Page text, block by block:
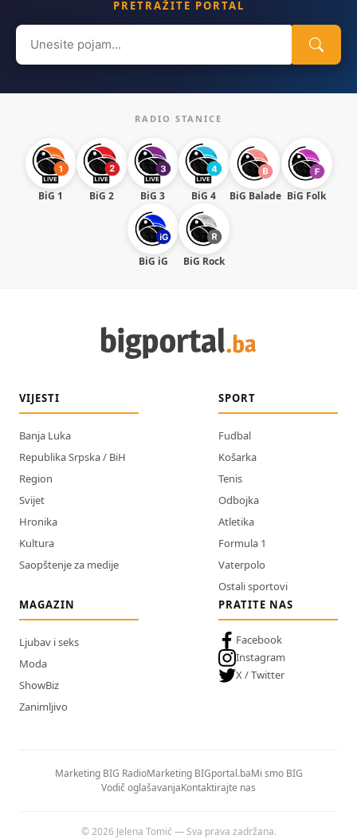
PRETRAŽITE PORTAL
Search
for:
RADIO STANICE
BiG 1 BiG 2 BiG 3 BiG 4 BiG Balade BiG Folk
BiG iG BiG Rock
VIJESTI
Banja Luka
Republika Srpska / BiH
Region
Svijet
Hronika
Kultura
Saopštenje za medije
SPORT
Fudbal
Košarka
Tenis
Odbojka
Atletika
Formula 1
Vaterpolo
Ostali sportovi
MAGAZIN
Ljubav i seks
Moda
ShowBiz
Zanimljivo
PRATITE NAS
Facebook
Instagram
X / Twitter
Marketing BIG RadioMarketing BIGportal.baMi smo BIG
Vodič oglašavanjaKontaktirajte nas
© 2026 Jelena Tomić — Sva prava zadržana.